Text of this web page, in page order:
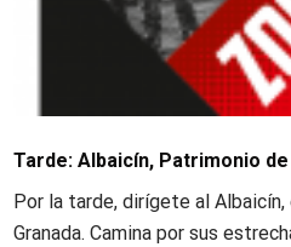
Tarde: Albaicín, Patrimonio de
Por la tarde, dirígete al
Granada. Camina por sus